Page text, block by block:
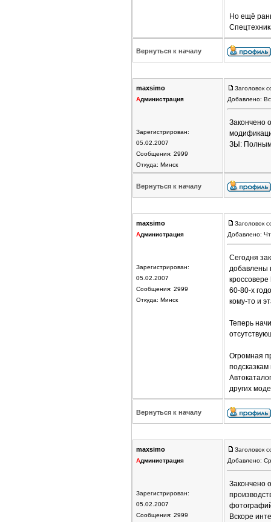
Но ещё
Вернуться к началу
maxsimo
Администрация
Зарегистрирован:
05.02.2007
Сообщения: 2999
Откуда: Минск
Заголовок
Добавлено:
Закончено
ЗЫ: Полным
Вернуться к началу
maxsimo
Администрация
Зарегистрирован:
05.02.2007
Сообщения: 2999
Откуда: Минск
Заголовок
Добавлено:
Сегодня
добавлены
кроссовере
60-80-х
кому-то и
Теперь
Огромная
других
Вернуться к началу
maxsimo
Администрация
Зарегистрирован:
05.02.2007
Сообщения: 2999
Заголовок
Добавлено:
Закончено
Вскоре